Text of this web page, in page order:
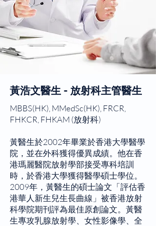
黃浩文醫生 - 放射科主管醫生
MBBS(HK), MMedSc(HK), FRCR,
FHKCR, FHKAM (放射科)
黃醫生於2002年畢業於香港大學醫學
院，並在外科獲得優異成績。他在香
港瑪麗醫院放射學部接受專科培訓
時，於香港大學獲得醫學碩士學位。
2009年，黃醫生的碩士論文「評估香
港華人新生兒生長曲線」被香港放射
科學院期刊評為最佳原創論文。黃醫
生專攻乳腺放射學、女性影像學、全